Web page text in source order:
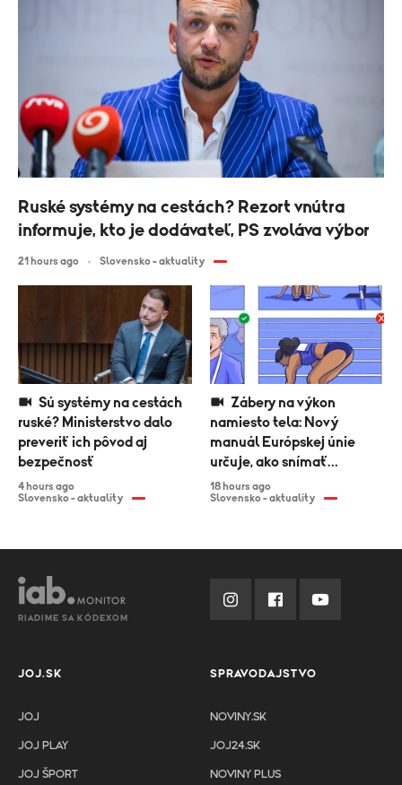
ruské? Ministerstvo dalo
preveriť ich pôvod aj
bezpečnosť
4 hours ago
Slovensko - aktuality
namiesto tela: Nový
manuál Európskej únie
určuje, ako snímať
športovkyne
18 hours ago
Slovensko - aktuality
Ruské systémy na cestách? Rezort vnútra
informuje, kto je dodávateľ, PS zvoláva výbor
21 hours ago Slovensko - aktuality
RIADIME SA KÓDEXOM
JOJ.SK
JOJ
JOJ PLAY
JOJ ŠPORT
SPRAVODAJSTVO
NOVINY.SK
JOJ24.SK
NOVINY PLUS